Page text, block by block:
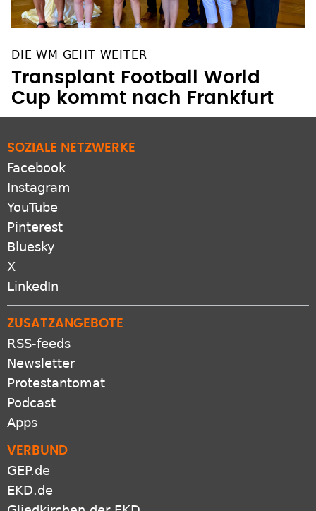
DIE WM GEHT WEITER
Transplant Football World
Cup kommt nach Frankfurt
SOZIALE NETZWERKE
Facebook
Instagram
YouTube
Pinterest
Bluesky
X
LinkedIn
ZUSATZANGEBOTE
RSS-feeds
Newsletter
Protestantomat
Podcast
Apps
VERBUND
GEP.de
EKD.de